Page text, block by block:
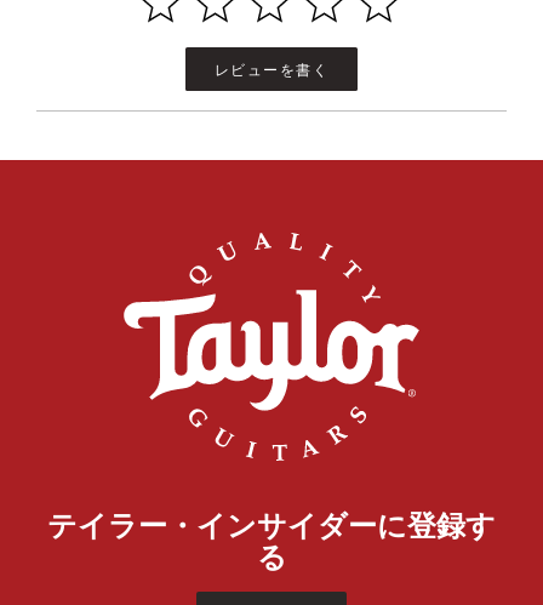
レビューを書く
テイラー・インサイダーに登録す
る